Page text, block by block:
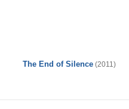
The End of Silence (2011)